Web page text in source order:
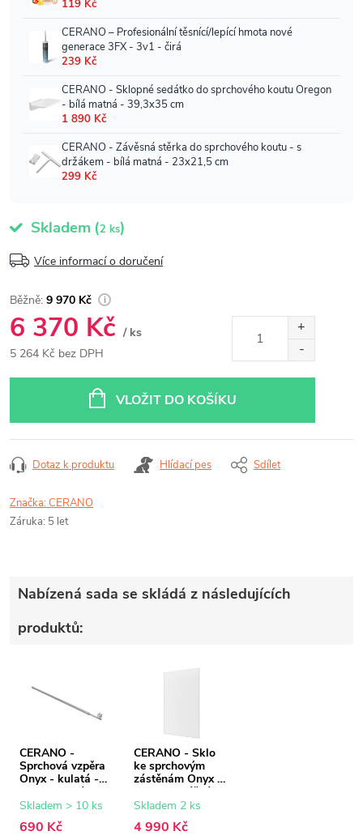
Skladem (2 ks)
Více informací o doručení
9 970 Kč
6 370 Kč / ks
5 264 Kč bez DPH
VLOŽIT DO KOŠÍKU
Dotaz k produktu Hlídací pes Sdílet
Značka:CERANO
Záruka: 5 let
Nabízená sada se skládá z následujících
produktů:
CERANO -
Sprchová vzpěra
Onyx - kulatá -
teleskopická -
chrom - 77-140
Skladem > 10 ks
690 Kč
CERANO - Sklo
ke sprchovým
zástěnám Onyx -
8 mm - mléčné
sklo - 150x200
Skladem 2 ks
4 990 Kč